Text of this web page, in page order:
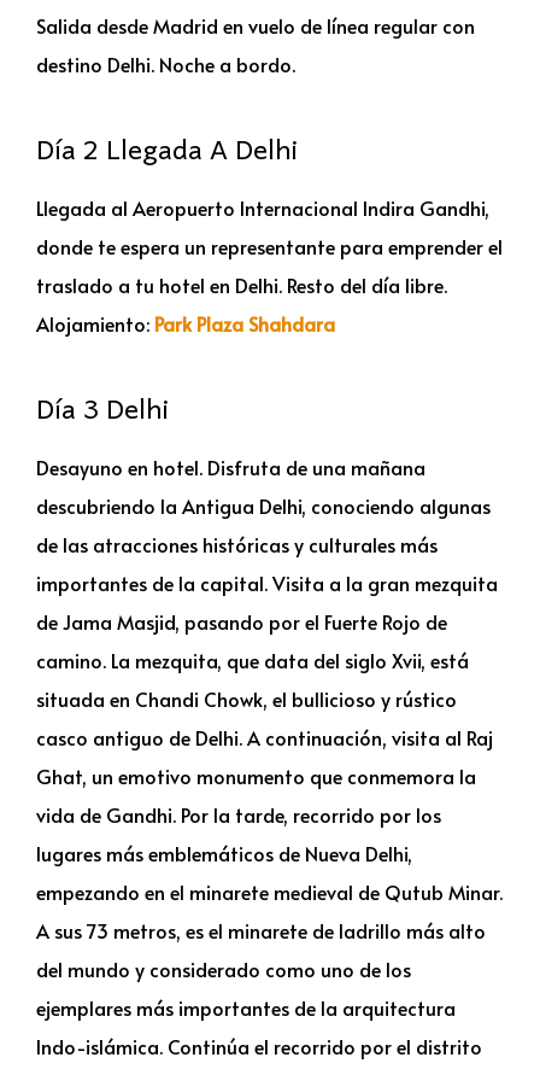
Salida desde Madrid en vuelo de línea regular con
destino Delhi. Noche a bordo.
Día 2 Llegada A Delhi
Llegada al Aeropuerto Internacional Indira Gandhi,
donde te espera un representante para emprender el
traslado a tu hotel en Delhi. Resto del día libre.
Alojamiento: Park Plaza Shahdara
Día 3 Delhi
Desayuno en hotel. Disfruta de una mañana
descubriendo la Antigua Delhi, conociendo algunas
de las atracciones históricas y culturales más
importantes de la capital. Visita a la gran mezquita
de Jama Masjid, pasando por el Fuerte Rojo de
camino. La mezquita, que data del siglo Xvii, está
situada en Chandi Chowk, el bullicioso y rústico
casco antiguo de Delhi. A continuación, visita al Raj
Ghat, un emotivo monumento que conmemora la
vida de Gandhi. Por la tarde, recorrido por los
lugares más emblemáticos de Nueva Delhi,
empezando en el minarete medieval de Qutub Minar.
A sus 73 metros, es el minarete de ladrillo más alto
del mundo y considerado como uno de los
ejemplares más importantes de la arquitectura
Indo-islámica. Continúa el recorrido por el distrito